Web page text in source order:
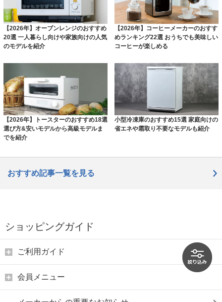
【2026年】オーブンレンジのおすすめ
20選 一人暮らし向けや家族向けの人気
のモデルを紹介
【2026年】コーヒーメーカーのおすす
めランキング22選 おうちでも美味しい
コーヒーが楽しめる
【2026年】トースターのおすすめ18選
選び方&安いモデルから高級モデルま
でを紹介
小型冷凍庫のおすすめ15選 家庭向けの
省エネや霜取り不要なモデルも紹介
おすすめ記事一覧を見る
ショッピングガイド
ご利用ガイド
会員メニュー